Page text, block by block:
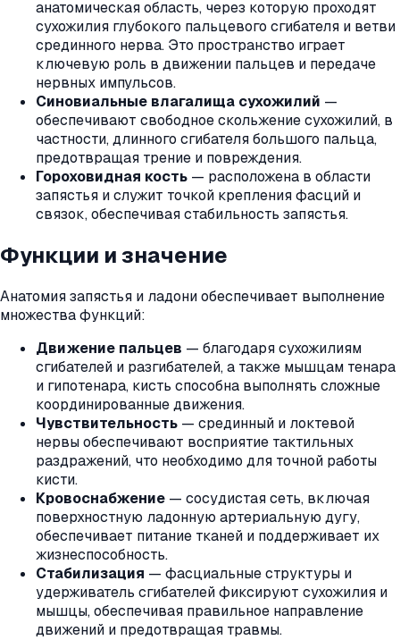
анатомическая область, через которую проходят
сухожилия глубокого пальцевого сгибателя и ветви
срединного нерва. Это пространство играет
ключевую роль в движении пальцев и передаче
нервных импульсов.
Синовиальные влагалища сухожилий —
обеспечивают свободное скольжение сухожилий, в
частности, длинного сгибателя большого пальца,
предотвращая трение и повреждения.
Гороховидная кость — расположена в области
запястья и служит точкой крепления фасций и
связок, обеспечивая стабильность запястья.
Функции и значение
Анатомия запястья и ладони обеспечивает выполнение
множества функций:
Движение пальцев — благодаря сухожилиям
сгибателей и разгибателей, а также мышцам тенара
и гипотенара, кисть способна выполнять сложные
координированные движения.
Чувствительность — срединный и локтевой
нервы обеспечивают восприятие тактильных
раздражений, что необходимо для точной работы
кисти.
Кровоснабжение — сосудистая сеть, включая
поверхностную ладонную артериальную дугу,
обеспечивает питание тканей и поддерживает их
жизнеспособность.
Стабилизация — фасциальные структуры и
удерживатель сгибателей фиксируют сухожилия и
мышцы, обеспечивая правильное направление
движений и предотвращая травмы.